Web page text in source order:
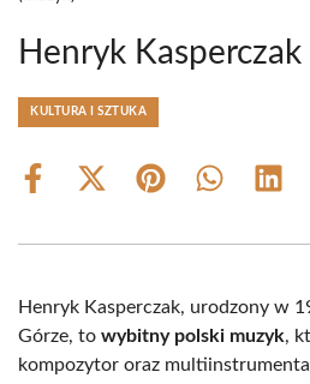
Henryk Kasperczak
KULTURA I SZTUKA
Share
Share
(Twitter)
Share Share
Henryk Kasperczak, urodzony w
Górze, to wybitny polski muzyk,
kompozytor oraz